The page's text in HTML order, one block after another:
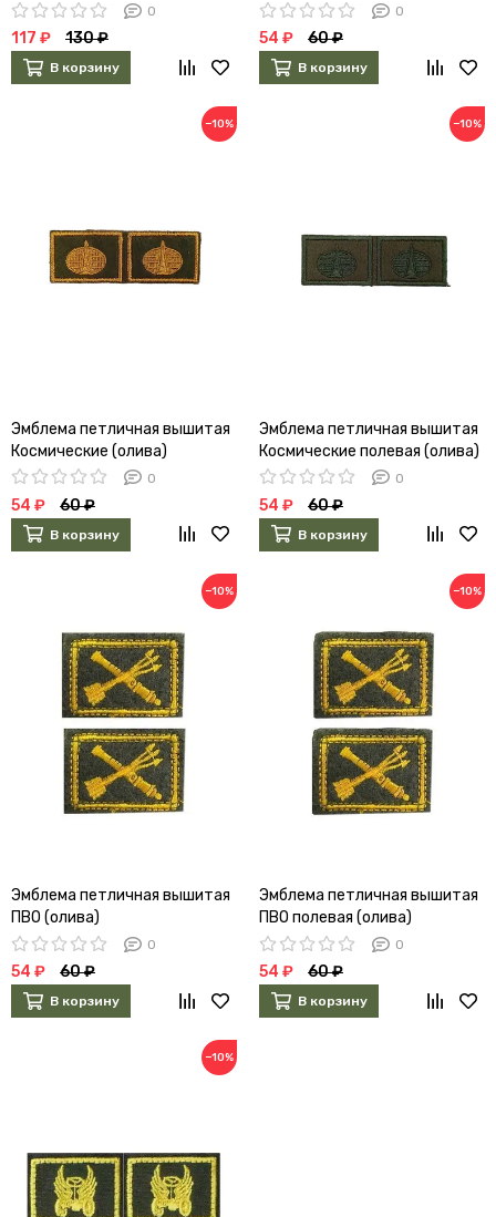
0
117 ₽ 130 ₽
В корзину
0
54 ₽ 60 ₽
В корзину
−10%
Эмблема петличная вышитая
Космические (олива)
0
54 ₽ 60 ₽
В корзину
−10%
Эмблема петличная вышитая
Космические полевая (олива)
0
54 ₽ 60 ₽
В корзину
−10%
Эмблема петличная вышитая
ПВО (олива)
0
54 ₽ 60 ₽
В корзину
−10%
Эмблема петличная вышитая
ПВО полевая (олива)
0
54 ₽ 60 ₽
В корзину
−10%